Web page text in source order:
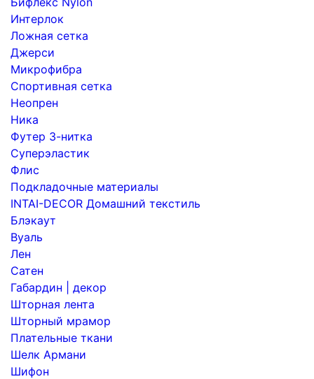
Интерлок
Ложная сетка
Джерси
Микрофибра
Спортивная сетка
Неопрен
Ника
Футер 3-нитка
Суперэластик
Флис
Подкладочные материалы
INTAI-DECOR Домашний текстиль
Блэкаут
Вуаль
Лен
Сатен
Габардин | декор
Шторная лента
Шторный мрамор
Плательные ткани
Шелк Армани
Шифон